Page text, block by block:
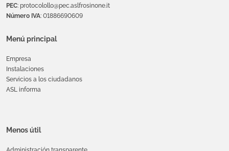
PEC: protocolollo@pec.aslfrosinone.it
Número IVA: 01886690609
Menú principal
Empresa
Instalaciones
Servicios a los ciudadanos
ASL informa
Menos útil